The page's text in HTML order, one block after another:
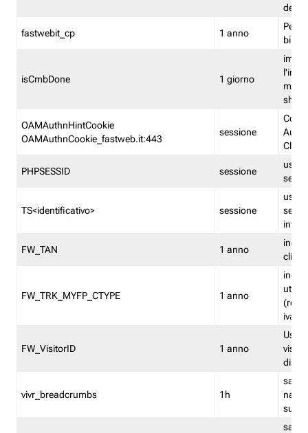
dei
fastwebit_cp 1 anno
isCmbDone 1 giorno
shp
OAMAuthnHintCookie
OAMAuthnCookie_fastweb.it:443
sessione
PHPSESSID sessione
TS<identificativo> sessione
FW_TAN 1 anno
FW_TRK_MYFP_CTYPE 1 anno
iva/
FW_VisitorID 1 anno
vivr_breadcrumbs 1h
salva
su
salva